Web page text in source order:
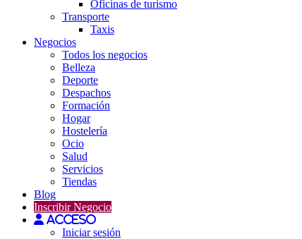
Oficinas de turismo
Transporte
Taxis
Negocios
Todos los negocios
Belleza
Deporte
Despachos
Formación
Hogar
Hostelería
Ocio
Salud
Servicios
Tiendas
Blog
Inscribir Negocio
Acceso
Iniciar sesión